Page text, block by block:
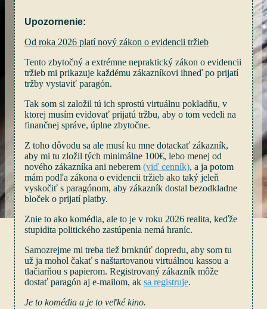
Upozornenie:
Od roka 2026 platí nový zákon o evidencii tržieb
Tento zbytočný a extrémne nepraktický zákon o evidencii
tržieb mi prikazuje každému zákazníkovi ihneď po prijatí
tržby vystaviť paragón.
Tak som si založil tú ich sprostú virtuálnu pokladňu, v
ktorej musím evidovať prijatú tržbu, aby o tom vedeli na
finančnej správe, úplne zbytočne.
Z toho dôvodu sa ale musí ku mne dotackať zákazník,
aby mi tu zložil tých minimálne 100€, lebo menej od
nového zákazníka ani neberem (viď cenník), a ja potom
mám podľa zákona o evidencii tržieb ako taký jeleň
vyskočiť s paragónom, aby zákazník dostal bezodkladne
bloček o prijatí platby.
Znie to ako komédia, ale to je v roku 2026 realita, keďže
stupidita politického zastúpenia nemá hraníc.
Samozrejme mi treba tiež brnknúť dopredu, aby som tu
už ja mohol čakať s naštartovanou virtuálnou kassou a
tlačiarňou s papierom. Registrovaný zákazník môže
dostať paragón aj e-mailom, ak sa registruje.
Je to komédia a je to veľké kino.